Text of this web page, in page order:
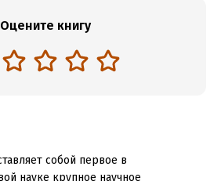
Оцените книгу
собой первое в
науке крупное научное